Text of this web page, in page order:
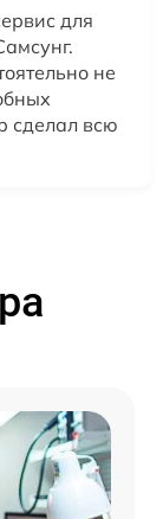
для
не
сделал всю